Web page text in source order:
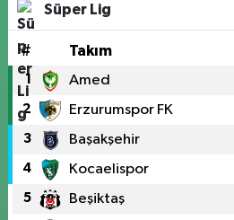
Süper Lig
# Takım
1 Amed
2 Erzurumspor FK
3 Başakşehir
4 Kocaelispor
5 Beşiktaş